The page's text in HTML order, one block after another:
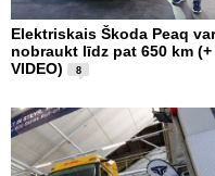
Elektriskais Škoda Peaq
nobraukt līdz pat 650 km (+
VIDEO)
8